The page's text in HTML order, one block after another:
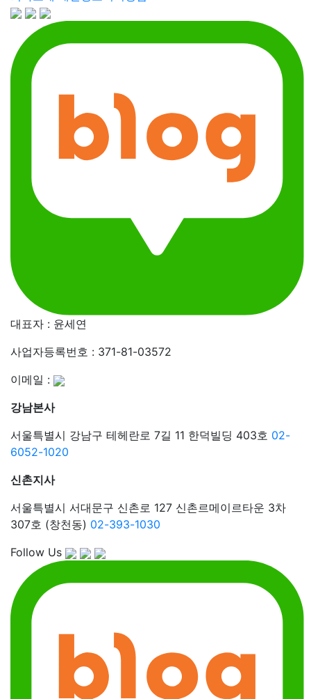
대표자 : 윤세연
사업자등록번호 : 371-81-03572
이메일 :
강남본사
서울특별시 강남구 테헤란로 7길 11 한덕빌딩 403호 02-
6052-1020
신촌지사
서울특별시 서대문구 신촌로 127 신촌르메이르타운 3차
307호 (창천동) 02-393-1030
Follow Us